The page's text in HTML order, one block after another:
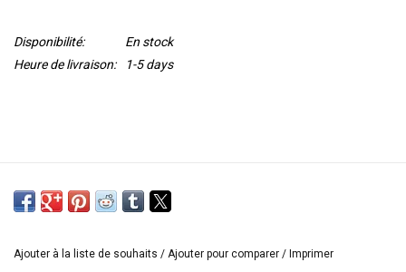
Disponibilité:
En stock
Heure de livraison:
1-5 days
Ajouter à la liste de souhaits / Ajouter pour comparer / Imprimer